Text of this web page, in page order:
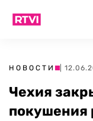
НОВОСТИ |
Чехия
покушения